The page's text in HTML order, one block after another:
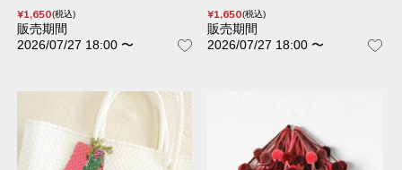
¥1,650 税込
販売期間
2026/07/27 18:00 〜
¥1,650 税込
販売期間
2026/07/27 18:00 〜